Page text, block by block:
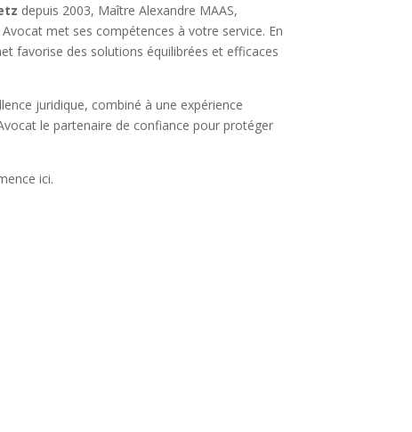
depuis 2003, Maître Alexandre MAAS,
met ses compétences à votre service. En
favorise des solutions équilibrées et efficaces
juridique, combiné à une expérience
le partenaire de confiance pour protéger
ici.